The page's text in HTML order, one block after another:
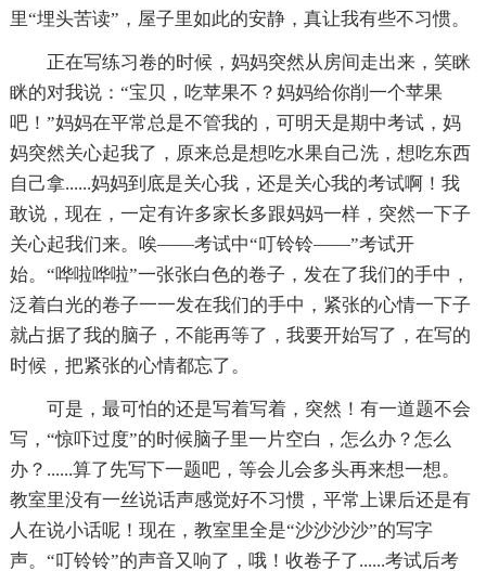
里“埋头苦读”，屋子里如此的安静，真让我有些不习惯。
正在写练习卷的时候，妈妈突然从房间走出来，笑眯
眯的对我说：“宝贝，吃苹果不？妈妈给你削一个苹果
吧！”妈妈在平常总是不管我的，可明天是期中考试，妈
妈突然关心起我了，原来总是想吃水果自己洗，想吃东西
自己拿......妈妈到底是关心我，还是关心我的考试啊！我
敢说，现在，一定有许多家长多跟妈妈一样，突然一下子
关心起我们来。唉——考试中“叮铃铃——”考试开
始。“哗啦哗啦”一张张白色的卷子，发在了我们的手中，
泛着白光的卷子一一发在我们的手中，紧张的心情一下子
就占据了我的脑子，不能再等了，我要开始写了，在写的
时候，把紧张的心情都忘了。
可是，最可怕的还是写着写着，突然！有一道题不会
写，“惊吓过度”的时候脑子里一片空白，怎么办？怎么
办？......算了先写下一题吧，等会儿会多头再来想一想。
教室里没有一丝说话声感觉好不习惯，平常上课后还是有
人在说小话呢！现在，教室里全是“沙沙沙沙”的写字
声。“叮铃铃”的声音又响了，哦！收卷子了......考试后考